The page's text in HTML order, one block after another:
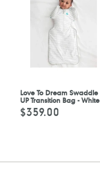
Love To Dream Swaddle
UP Transition Bag - White
定
價
$359.00